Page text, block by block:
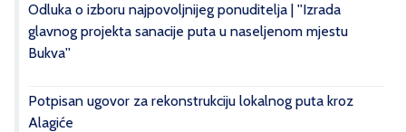
Odluka o izboru najpovoljnijeg ponuditelja | ''Izrada
glavnog projekta sanacije puta u naseljenom mjestu
Bukva''
Potpisan ugovor za rekonstrukciju lokalnog puta kroz
Alagiće